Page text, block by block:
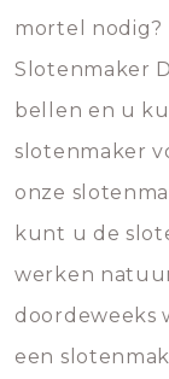
mortel nodig?
Slotenmaker
bellen en u
slotenmaker
onze
kunt u de
werken
doordeweeks
een